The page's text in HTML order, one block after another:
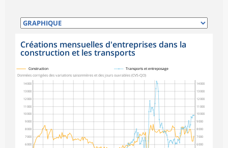
Créations mensuelles d'entreprises dans la
construction et les transports
6 000
7 000
8 000
9 000
10 000
11 000
12 000
13 000
14 000
6 000
7 000
8 000
9 000
10 000
11 000
12 000
13 000
14 000
Données corrigées des variations saisonnières et des jours ouvrables (CVS-CJO)
Construction Transports et entreposage